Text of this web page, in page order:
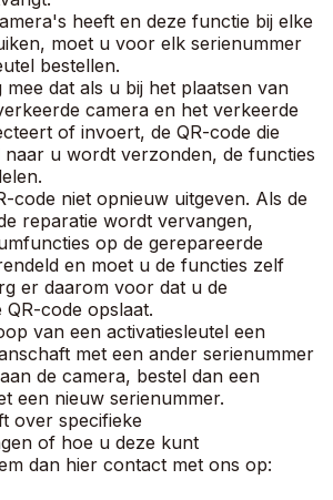
heeft en deze functie bij elke
moet u voor elk serienummer
bestellen.
dat als u bij het plaatsen van
camera en het verkeerde
of invoert, de QR-code die
u wordt verzonden, de functies
code niet opnieuw uitgeven. Als de
reparatie wordt vervangen,
op de gerepareerde
en moet u de functies zelf
er daarom voor dat u de
code opslaat.
van een activatiesleutel een
met een ander serienummer
de camera, bestel dan een
een nieuw serienummer.
over specifieke
of hoe u deze kunt
dan hier contact met ons op: